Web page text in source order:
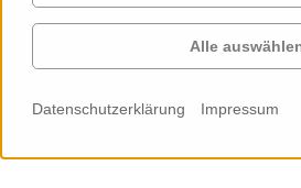
Services
Cases
Profil
Alle
Datenschutzerklärung Impressum